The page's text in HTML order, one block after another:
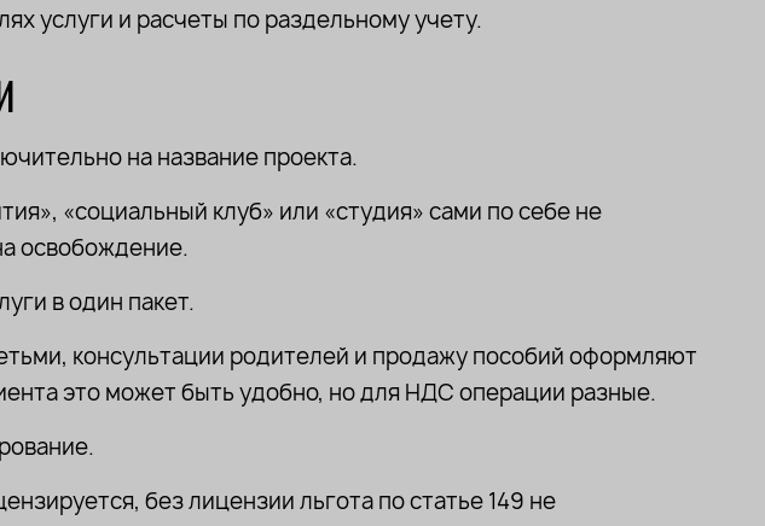
услуги и расчеты по раздельному учету.
на название проекта.
«социальный клуб» или «студия» сами по себе не
освобождение.
в один пакет.
консультации родителей и продажу пособий оформляют
это может быть удобно, но для НДС операции разные.
без лицензии льгота по статье 149 не